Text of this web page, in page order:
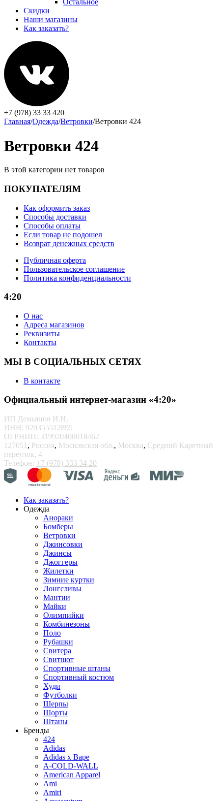
Остальное
Скидки
Наши магазины
Как заказать?
+7 (978) 33 33 420
Главная/Одежда/Ветровки/Ветровки 424
Ветровки 424
В этой категории нет товаров
ПОКУПАТЕЛЯМ
Как оформить заказ
Способы доставки
Способы оплаты
Если товар не подошел
Возврат денежных средств
Публичная оферта
Пользовательское соглашение
Политика конфиденциальности
4:20
О нас
Адреса магазинов
Реквизиты
Контакты
МЫ В СОЦИАЛЬНЫХ СЕТЯХ
В контакте
Официальный интернет-магазин «4:20»
ИП Демьянов И.Н.
ИНН: 920355512895
ОГРНИП: 319920400018462
127051 , Россия, Московская обл., Москва, Средний Каретный
переулок, 4
Телефон: +7 (978) 333 34 20
Как заказать?
Одежда
Анораки
Бомберы
Ветровки
Джинсовки
Джинсы
Джоггеры
Жилетки
Зимние куртки
Лонгсливы
Мантии
Майки
Олимпийки
Комбинезоны
Поло
Рубашки
Свитера
Свитшот
Спортивные штаны
Спортивный костюм
Худи
Футболки
Шерпы
Шорты
Штаны
Бренды
424
Adidas
Adidas x Bape
A-COLD-WALL
American Apparel
Ami
Amiri